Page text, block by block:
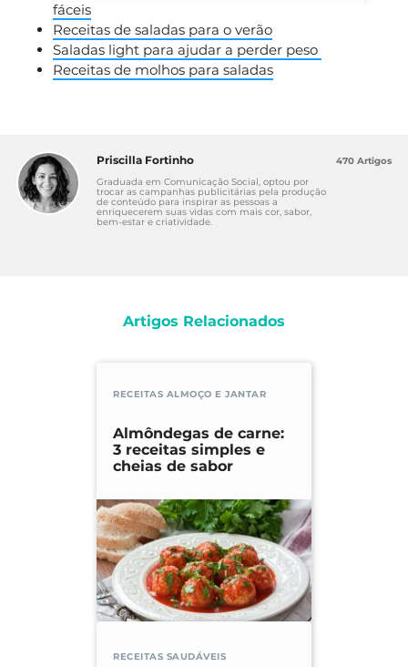
fáceis
Receitas de saladas para o verão
Saladas light para ajudar a perder peso
Receitas de molhos para saladas
Priscilla Fortinho
Graduada em Comunicação Social, optou por
trocar as campanhas publicitárias pela produção
de conteúdo para inspirar as pessoas a
enriquecerem suas vidas com mais cor, sabor,
bem-estar e criatividade.
470 Artigos
Artigos Relacionados
RECEITAS ALMOÇO E JANTAR
Almôndegas de carne:
3 receitas simples e
cheias de sabor
RECEITAS SAUDÁVEIS